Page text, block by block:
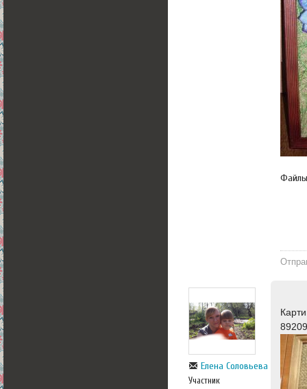
Елена Соловьева
Участник